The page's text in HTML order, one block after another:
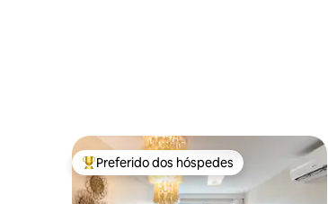
Entre os melhores preferidos dos hóspedes
Preferido dos hóspedes